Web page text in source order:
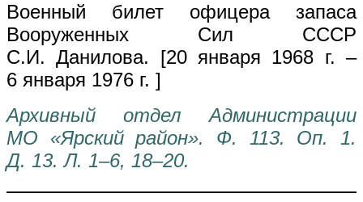
Военный билет офицера запаса
Вооруженных Сил СССР
С.И. Данилова. [20 января 1968 г. –
6 января 1976 г. ]
Архивный отдел Администрации
МО «Ярский район». Ф. 113. Оп. 1.
Д. 13. Л. 1–6, 18–20.